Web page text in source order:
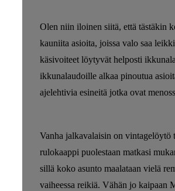
Olen niin iloinen siitä, että tästäkin
kauniita asioita, joissa valo saa
käsivoiteet löytyvät helposti
ikkunalaudoille alkaa pinoutua
ajelehtivia esineitä jotka ovat
Vanha jalkavalaisin on vintagelöytö
rulokaappi puolestaan matkasi
sillä koko asunto maalataan vielä
vaiheessa reikiä. Vähän jo kaipaan